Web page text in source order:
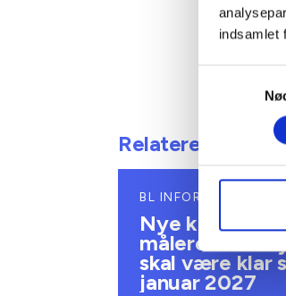
indsamlet
Relateret indhold
BL INFORMERER
Nye krav om
målere – alle
skal være klar
januar 2027